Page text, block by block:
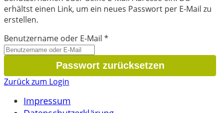
erhältst einen Link, um ein neues Passwort per E-Mail zu
erstellen.
Benutzername oder E-Mail *
Zurück zum Login
Impressum